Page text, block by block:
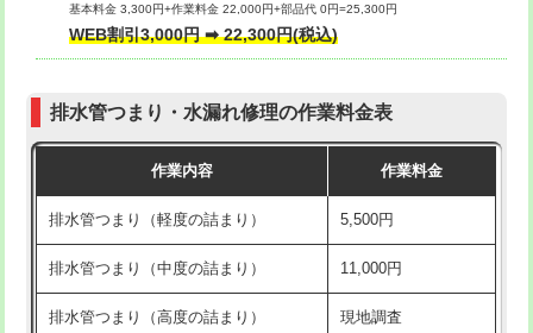
モルタル補修（厚さ10㎝超え）
追加人工 16,500円
現場見積
※給水管工事は20mmまでの価格です。
交換・取付(排水栓・排水トラップ
交換・取付（その他部品） 11,000円+材料費
持込商品取付（単水栓） 13,200円
持込商品取付（混合水栓） 16,500円
持込商品取付（浄水器・分岐水栓） 16,500円
給水管工事※（ホール加工) 16,500円
基本料金 3,300円+作業料金 22,000円+部品代 0円=25,300円
WEB割引3,000円 ➡ 22,300円(税込)
排水管つまり・水漏れ修理の作業料金表
作業内容 作業料金
排水管つまり（軽度の詰まり） 5,500円
排水管つまり（中度の詰まり） 11,000円
排水管つまり（高度の詰まり） 現地調査